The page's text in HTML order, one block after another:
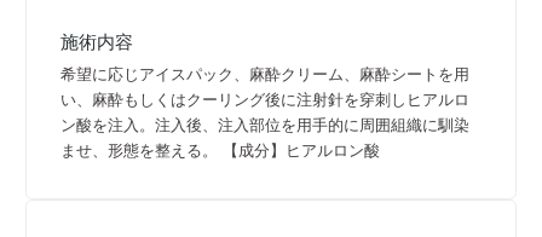
施術内容
希望に応じアイスパック、麻酔クリーム、麻酔シートを用
い、麻酔もしくはクーリング後に注射針を穿刺しヒアルロ
ン酸を注入。注入後、注入部位を用手的に周囲組織に馴染
ませ、形態を整える。 【成分】ヒアルロン酸